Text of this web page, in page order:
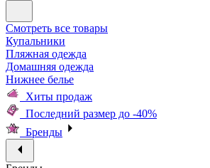
Смотреть все товары
Купальники
Пляжная одежда
Домашняя одежда
Нижнее белье
Хиты продаж
Последний размер до -40%
Бренды